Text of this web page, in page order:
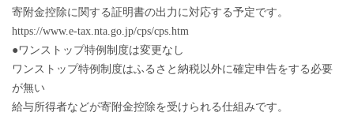
寄附金控除に関する証明書の出力に対応する予定です。
https://www.e-tax.nta.go.jp/cps/cps.htm
●ワンストップ特例制度は変更なし
ワンストップ特例制度はふるさと納税以外に確定申告をする必要
が無い
給与所得者などが寄附金控除を受けられる仕組みです。